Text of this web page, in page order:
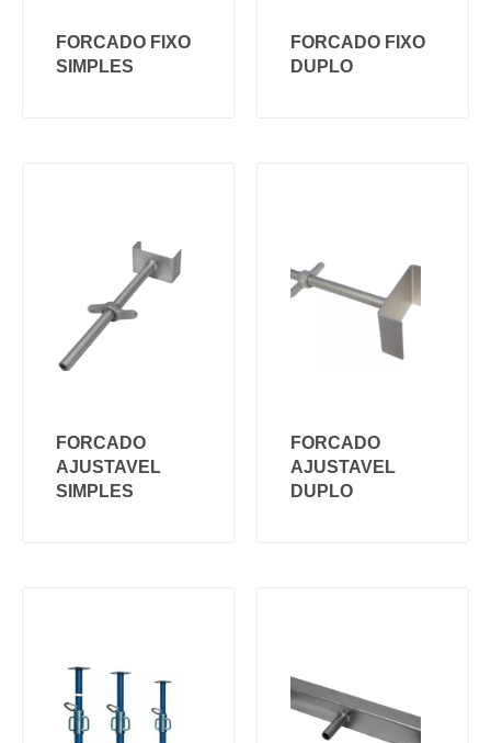
FORCADO FIXO
SIMPLES
FORCADO FIXO
DUPLO
FORCADO
AJUSTAVEL
SIMPLES
FORCADO
AJUSTAVEL
DUPLO